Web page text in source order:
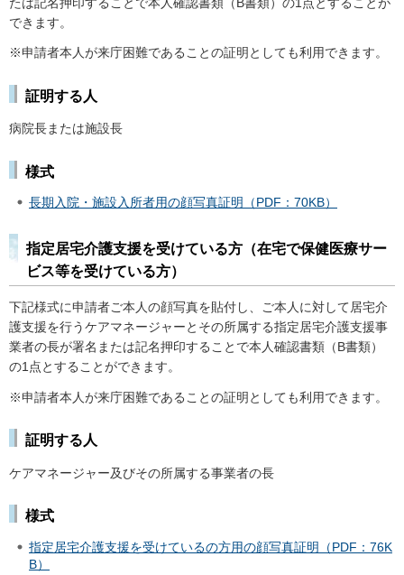
たは記名押印することで本人確認書類（B書類）の1点とすることが
できます。
※申請者本人が来庁困難であることの証明としても利用できます。
証明する人
病院長または施設長
様式
長期入院・施設入所者用の顔写真証明（PDF：70KB）
指定居宅介護支援を受けている方（在宅で保健医療サー
ビス等を受けている方）
下記様式に申請者ご本人の顔写真を貼付し、ご本人に対して居宅介
護支援を行うケアマネージャーとその所属する指定居宅介護支援事
業者の長が署名または記名押印することで本人確認書類（B書類）
の1点とすることができます。
※申請者本人が来庁困難であることの証明としても利用できます。
証明する人
ケアマネージャー及びその所属する事業者の長
様式
指定居宅介護支援を受けているの方用の顔写真証明（PDF：76K
B）